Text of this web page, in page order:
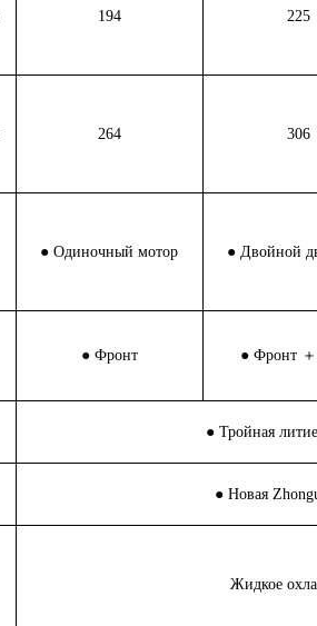
194 225
264 306
● Одиночный мотор ● Двойной
● Фронт ● Фронт ＋
● Тройная
● Новая
Жидкое